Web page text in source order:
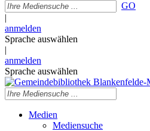
GO
|
anmelden
Sprache auswählen
|
anmelden
Sprache auswählen
Medien
Mediensuche